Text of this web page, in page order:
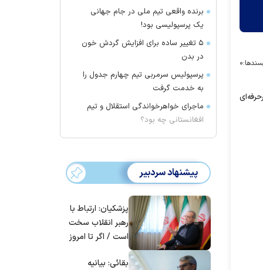
۰
برنده واقعی تیم ملی در جام جهانی
یک پرسپولیسی بود!
۵ تغییر ساده برای افزایش گردش خون
در بدن
پرسپولیس سرمربی تیم چهارم جدول را
به خدمت گرفت
ماجرای خواهرخواندگی استقلال و تیم
افغانستانی چه بود؟
پیشنهاد سردبیر
پزشکیان: ارتباط با
رهبر انقلاب سخت
است / اگر تا امروز
مردم ایران است
بقائی: بیانیه